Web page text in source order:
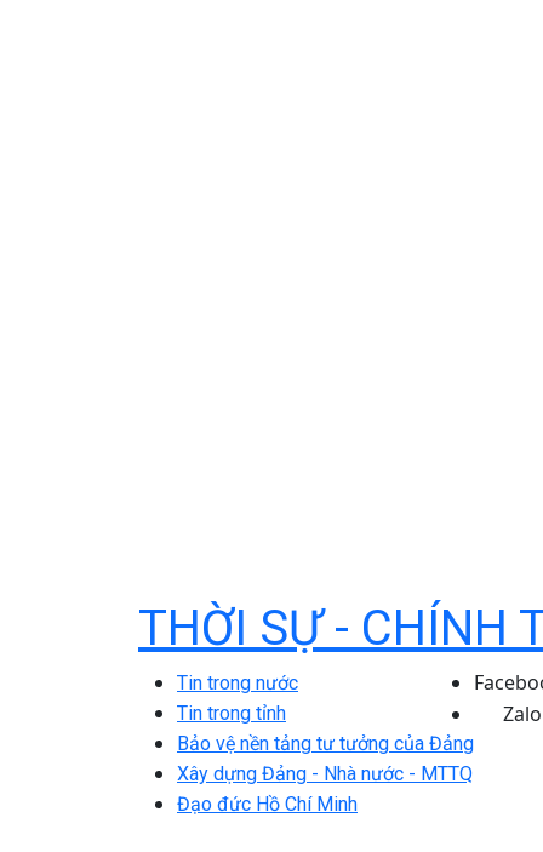
THỜI SỰ - CHÍNH
Tin trong nước
Tin trong tỉnh
Bảo vệ nền tảng tư tưởng của Đảng
Xây dựng Đảng - Nhà nước - MTTQ
Đạo đức Hồ Chí Minh
Zalo